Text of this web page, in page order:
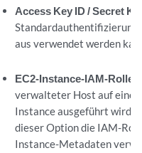
Access Key ID / Secret
aus verwendet werden
EC2-Instance-IAM-Rolle
verwalteter Host auf einer
Instance ausgeführt wird,
dieser Option die IAM-
Instance-Metadaten